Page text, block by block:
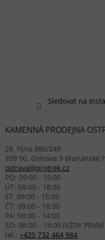
Sledovat na
KAMENNÁ PRODEJNA
28. října 886/249
709 00, Ostrava 9 Mariánské
ostrava@protrek.cz
PO: 09:00 - 15:00
ÚT: 09:00 - 18:00
ST: 09:00 - 15:00
ČT: 09:00 - 18:00
PÁ: 09:00 - 14:00
SO: 08:00 - 14:00 (VŽDY
tel.: +420 732 464 984